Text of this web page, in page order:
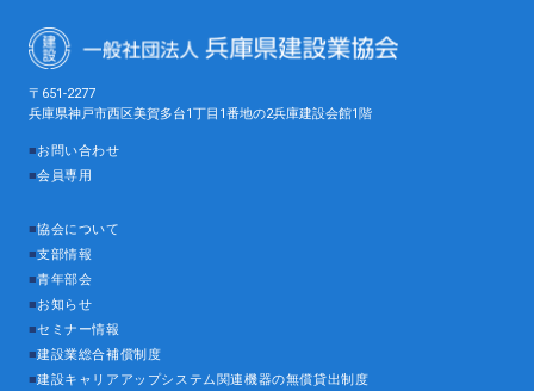
〒651-2277
兵庫県神戸市西区美賀多台1丁目1番地の2兵庫建設会館1階
■お問い合わせ
■会員専用
■協会について
■支部情報
■青年部会
■お知らせ
■セミナー情報
■建設業総合補償制度
■建設キャリアアップシステム関連機器の無償貸出制度